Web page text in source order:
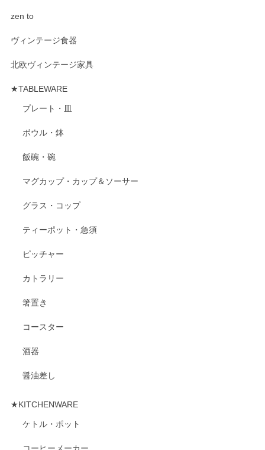
zen to
ヴィンテージ食器
北欧ヴィンテージ家具
★TABLEWARE
プレート・皿
ボウル・鉢
飯碗・碗
マグカップ・カップ＆ソーサー
グラス・コップ
ティーポット・急須
ピッチャー
カトラリー
箸置き
コースター
酒器
醤油差し
★KITCHENWARE
ケトル・ポット
コーヒーメーカー